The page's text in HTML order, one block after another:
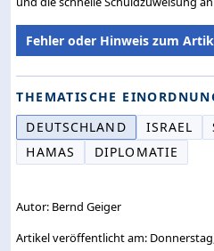
Fehler oder Hinweis zum
THEMATISCHE
DEUTSCHLAND
ISRAEL
HAMAS
DIPLOMATIE
Autor: Bernd Geiger
Artikel veröffentlicht am: